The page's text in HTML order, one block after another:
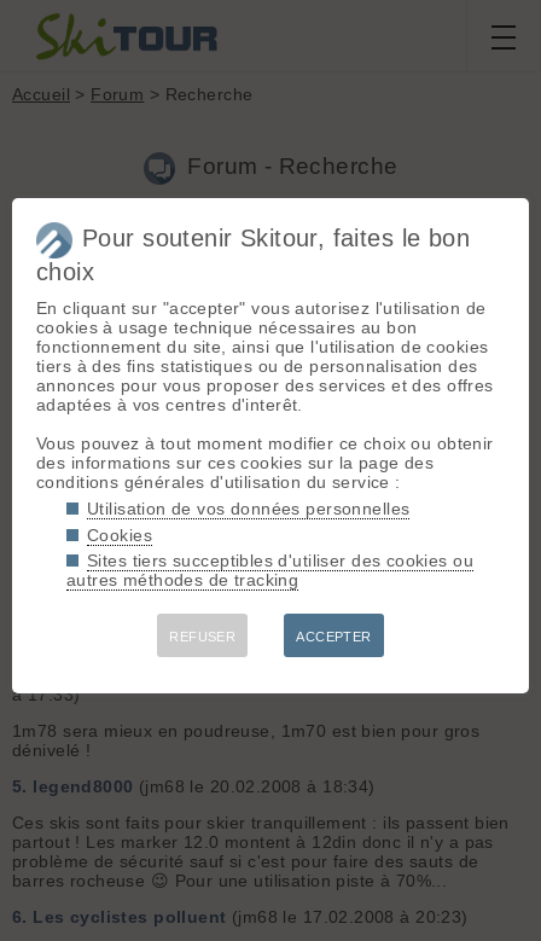
Accueil > Forum > Recherche
Forum - Recherche
Nouveau sujet|Voir tous les sujets
112 résultats
Stage de ski hors piste(jm68 le 04.03.2008 à 18:27)
L'ucpa est bien pour progresser en toute neiges ! Et il
fournissent tout, mais vaut mieux prendre ces chaussures !
debutante(jm68 le 03.03.2008 à 18:34)
Les courses à un rythme d'endurance du style 45-50min à
1H10 permettent de développer son endurance à condition de
courir à vitesse modéré ! On peut aussi faire des accélérations
de 1 à 2 min avec une récup de 1 à 2 min à faire 6 ou 8 a...
debutante(jm68 le 01.03.2008 à 12:00)
C'est bien de faire du fractionné ou courir en montée, mais il
vitesse d'endurance (respiration facile) avant de commencer
ces 2 entraînements (qui sont assez exigeants) ! Les forums...
à 17:33)
1m78 sera mieux en poudreuse, 1m70 est bien pour gros
dénivelé !
5. legend8000 (jm68 le 20.02.2008 à 18:34)
Ces skis sont faits pour skier tranquillement : ils passent bien
partout ! Les marker 12.0 montent à 12din donc il n'y a pas
problème de sécurité sauf si c'est pour faire des sauts de
barres rocheuse 😉 Pour une utilisation piste à 70%...
6. Les cyclistes polluent (jm68 le 17.02.2008 à 20:23)
Pour soutenir Skitour, faites le bon
choix
En cliquant sur "accepter" vous autorisez l'utilisation de
cookies à usage technique nécessaires au bon
fonctionnement du site, ainsi que l'utilisation de cookies
tiers à des fins statistiques ou de personnalisation des
annonces pour vous proposer des services et des offres
adaptées à vos centres d'interêt.
Vous pouvez à tout moment modifier ce choix ou obtenir
des informations sur ces cookies sur la page des
conditions générales d'utilisation du service :
Utilisation de vos données personnelles
Cookies
Sites tiers succeptibles d'utiliser des cookies ou
autres méthodes de tracking
REFUSER ACCEPTER